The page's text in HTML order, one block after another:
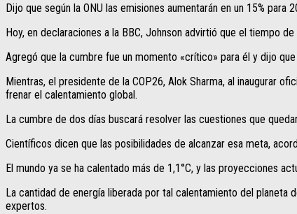
Dijo que según la ONU las emisiones aumentarán en un 15%
Hoy, en declaraciones a la BBC, Johnson advirtió que el tiempo
Agregó que la cumbre fue un momento «crítico» para él y dijo
Mientras, el presidente de la COP26, Alok Sharma, al inaugurar
frenar el calentamiento global.
La cumbre de dos días buscará resolver las cuestiones que
Científicos dicen que las posibilidades de alcanzar esa meta,
El mundo ya se ha calentado más de 1,1°C, y las proyecciones
La cantidad de energía liberada por tal calentamiento del
expertos.